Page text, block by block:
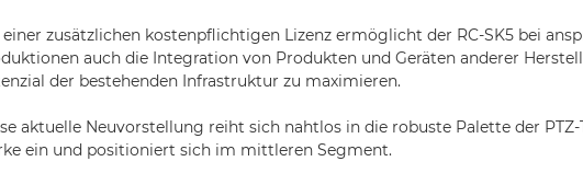
zusätzlichen kostenpflichtigen Lizenz ermöglicht der RC-SK5 bei
auch die Integration von Produkten und Geräten anderer
der bestehenden Infrastruktur zu maximieren.
aktuelle Neuvorstellung reiht sich nahtlos in die robuste Palette der
ein und positioniert sich im mittleren Segment.